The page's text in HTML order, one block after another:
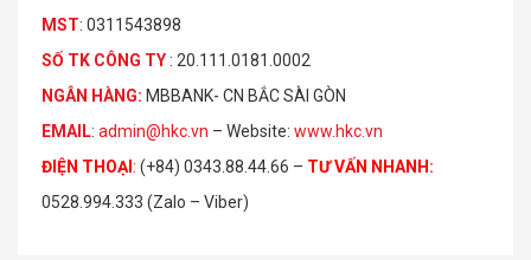
MST: 0311543898
SỐ TK CÔ NG TY : 20.111.0181.0002
NGÂN HÀNG: MBBANK- CN BẮC SÀI GÒN
EMAIL: admin@hkc.vn – Website: www.hkc.vn
ĐIỆN THOẠI : (+84) 0343.88.44.66 – TƯ VẤN NHANH :
0528.994.333 (Zalo – Viber)